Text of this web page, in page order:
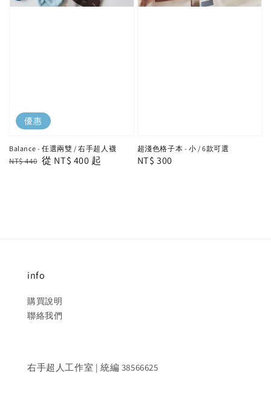
優惠
Balance - 任選兩雙 / 右手超人襪
Regular
NT$ 440 Sale
從 NT$ 400 起
超淺色格子本 - 小 / 6款可選
Regular
NT$ 300
info
購買說明
聯絡我們
右手超人工作室 | 統編 38566625